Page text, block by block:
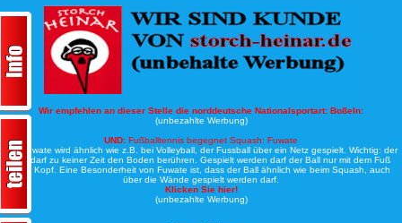
Wir empfehlen an dieser Stelle die norddeutsche Nationalsportart: Boßeln:
(unbezahlte Werbung)
UND: Fußballtennis begegnet Squash: Fuwate
Bei Fuwate wird ähnlich wie z.B. bei Volleyball, der Fussball über ein Netz gespielt. Wichtig: der
Ball darf zu keiner Zeit den Boden berühren. Gespielt werden darf der Ball nur mit dem Fuß
oder Kopf. Eine Besonderheit von Fuwate ist, dass der Ball ähnlich wie beim Squash, auch
über die Wände gespielt werden darf.
Klicken Sie hier!
(unbezahlte Werbung)